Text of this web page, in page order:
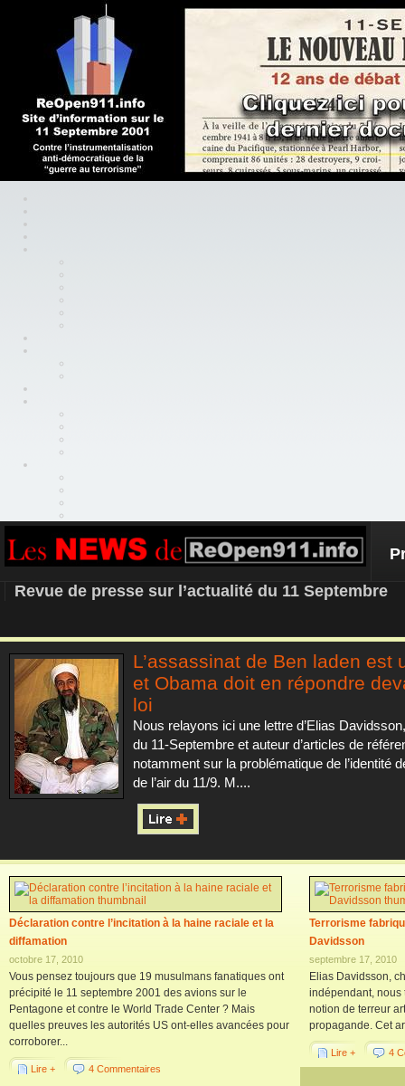
REOPEN911 – NEWS
Revue de presse sur l’actualité du 11 Septembre
L’assassinat de Ben laden est
et Obama doit en répondre
loi
Nous relayons ici une lettre d’Elias
du 11-Septembre et auteur d’articles de
notamment sur la problématique de l’identité
de l’air du 11/9. M....
Déclaration contre l’incitation à la haine raciale et la
diffamation
octobre 17, 2010
Vous pensez toujours que 19 musulmans fanatiques ont
précipité le 11 septembre 2001 des avions sur le
Pentagone et contre le World Trade Center ? Mais
quelles preuves les autorités US ont-elles avancées pour
corroborer...
Lire + 4 Commentaires
Terrorisme
Davidsson
septembre 17, 2010
Elias Davidsson,
indépendant, nous
notion de terreur
propagande. Cet
Lire + 4